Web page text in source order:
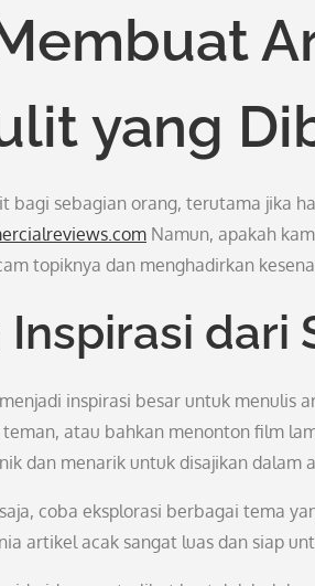
yang
bagi sebagian orang, terutama jika
Namun, apakah
topiknya dan menghadirkan
dari
inspirasi besar untuk menulis
atau bahkan menonton film
dan menarik untuk disajikan dalam
coba eksplorasi berbagai tema
artikel acak sangat luas dan siap